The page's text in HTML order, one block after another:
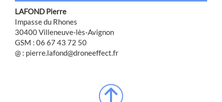
LAFOND Pierre
Impasse du Rhones
30400 Villeneuve-lès-Avignon
GSM : 06 67 43 72 50
@ : pierre.lafond@droneeffect.fr